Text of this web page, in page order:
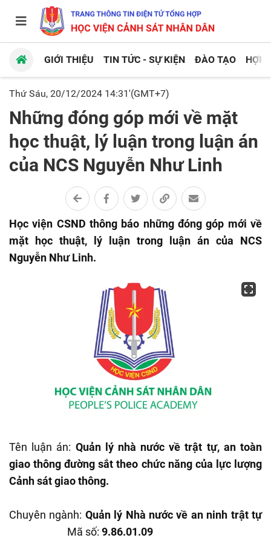
GIỚI THIỆU TIN TỨC - SỰ KIỆN ĐÀO TẠO HỢP
Thứ Sáu, 20/12/2024 14:31'(GMT+7)
Những đóng góp mới về mặt
học thuật, lý luận trong luận án
của NCS Nguyễn Như Linh
Học viện CSND thông báo những đóng góp mới về
mặt học thuật, lý luận trong luận án của NCS
Nguyễn Như Linh.
Tên luận án: Quản lý nhà nước về trật tự, an toàn
giao thông đường sắt theo chức năng của lực lượng
Cảnh sát giao thông.
Chuyên ngành: Quản lý Nhà nước về an ninh trật tự
Mã số: 9.86.01.09